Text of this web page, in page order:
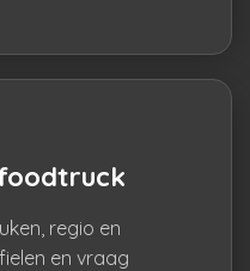
regio en
en vraag